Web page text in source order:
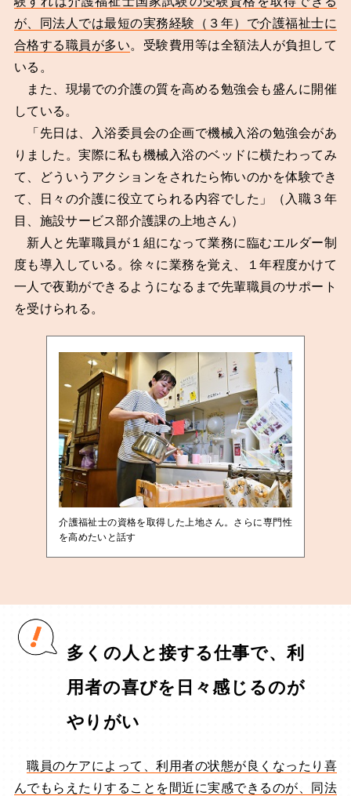
が、同法人では最短の実務経験（３年）で介護福祉士に
合格する職員が多い。受験費用等は全額法人が負担して
いる。
また、現場での介護の質を高める勉強会も盛んに開催
している。
「先日は、入浴委員会の企画で機械入浴の勉強会があ
りました。実際に私も機械入浴のベッドに横たわってみ
て、どういうアクションをされたら怖いのかを体験でき
て、日々の介護に役立てられる内容でした」（入職３年
目、施設サービス部介護課の上地さん）
新人と先輩職員が１組になって業務に臨むエルダー制
度も導入している。徐々に業務を覚え、１年程度かけて
一人で夜勤ができるようになるまで先輩職員のサポート
を受けられる。
介護福祉士の資格を取得した上地さん。さらに専門性
を高めたいと話す
多くの人と接する仕事で、利
用者の喜びを日々感じるのが
やりがい
職員のケアによって、利用者の状態が良くなったり喜
んでもらえたりすることを間近に実感できるのが、同法